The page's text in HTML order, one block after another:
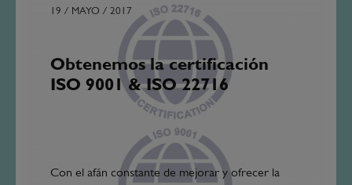
19 / MAYO / 2017
Obtenemos la certificación
ISO 9001 & ISO 22716
Con el afán constante de mejorar y ofrecer la